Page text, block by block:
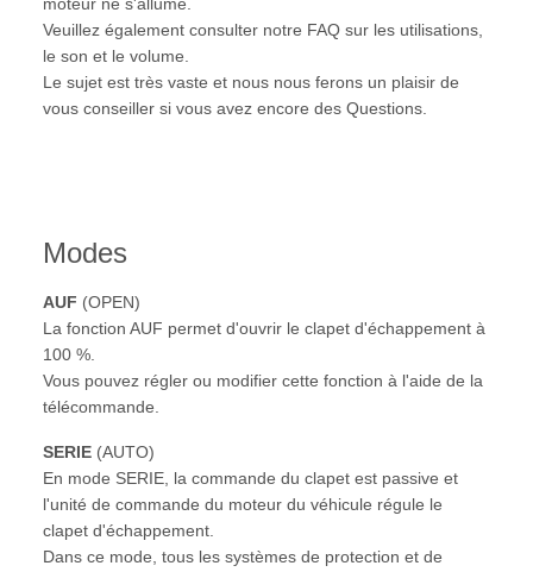
Veuillez également consulter notre FAQ sur les utilisations,
le son et le volume.
Le sujet est très vaste et nous nous ferons un plaisir de
vous conseiller si vous avez encore des Questions.
Modes
AUF (OPEN)
La fonction AUF permet d'ouvrir le clapet d'échappement à
100 %.
Vous pouvez régler ou modifier cette fonction à l'aide de la
télécommande.
SERIE (AUTO)
En mode SERIE, la commande du clapet est passive et
l'unité de commande du moteur du véhicule régule le
clapet d'échappement.
Dans ce mode, tous les systèmes de protection et de